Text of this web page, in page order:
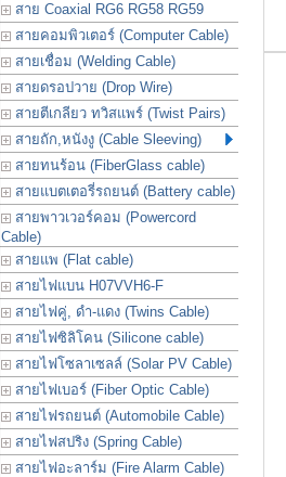
สาย Coaxial RG6 RG58 RG59
สายคอมพิวเตอร์ (Computer Cable)
สายเชื่อม (Welding Cable)
สายดรอปวาย (Drop Wire)
สายตีเกลียว ทวิสแพร์ (Twist Pairs)
สายถัก,หนังงู (Cable Sleeving)
สายทนร้อน (FiberGlass cable)
สายแบตเตอรี่รถยนต์ (Battery cable)
สายพาวเวอร์คอม (Powercord
Cable)
สายแพ (Flat cable)
สายไฟแบน H07VVH6-F
สายไฟคู่, ดำ-แดง (Twins Cable)
สายไฟซิลิโคน (Silicone cable)
สายไฟโซลาเซลล์ (Solar PV Cable)
สายไฟเบอร์ (Fiber Optic Cable)
สายไฟรถยนต์ (Automobile Cable)
สายไฟสปริง (Spring Cable)
สายไฟอะลาร์ม (Fire Alarm Cable)